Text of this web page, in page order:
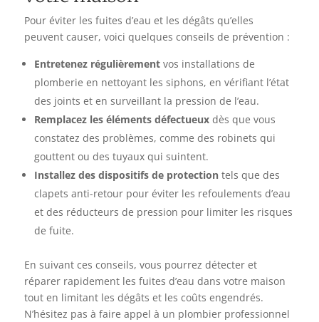
Pour éviter les fuites d’eau et les dégâts qu’elles
peuvent causer, voici quelques conseils de prévention :
Entretenez régulièrementvos installations de
plomberie en nettoyant les siphons, en vérifiant l’état
des joints et en surveillant la pression de l’eau.
Remplacez les éléments défectueuxdès que vous
constatez des problèmes, comme des robinets qui
gouttent ou des tuyaux qui suintent.
Installez des dispositifs de protectiontels que des
clapets anti-retour pour éviter les refoulements d’eau
et des réducteurs de pression pour limiter les risques
de fuite.
En suivant ces conseils, vous pourrez détecter et
réparer rapidement les fuites d’eau dans votre maison
tout en limitant les dégâts et les coûts engendrés.
N’hésitez pas à faire appel à un plombier professionnel